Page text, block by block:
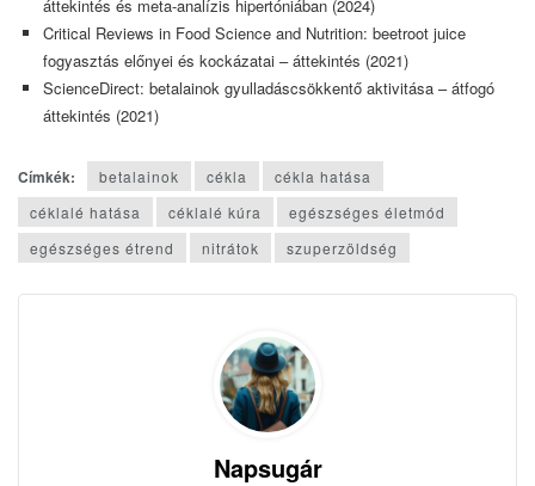
áttekintés és meta-analízis hipertóniában (2024)
Critical Reviews in Food Science and Nutrition: beetroot juice
fogyasztás előnyei és kockázatai – áttekintés (2021)
ScienceDirect: betalainok gyulladáscsökkentő aktivitása – átfogó
áttekintés (2021)
Címkék: betalainok cékla
cékla hatása
céklalé hatása
céklalé kúra
egészséges életmód
egészséges étrend
nitrátok szuperzöldség
Napsugár